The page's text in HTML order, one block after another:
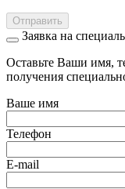
Отправить
Заявка на
Оставьте Ваши имя,
получения
Ваше имя
Телефон
E-mail